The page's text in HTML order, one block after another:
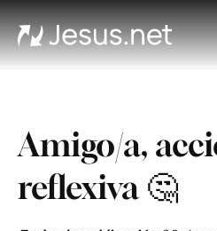
Amigo/a,
reflexiva 🤔